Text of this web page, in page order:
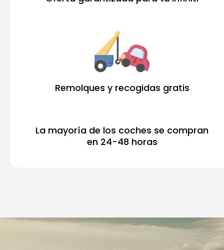
Remolques y recogidas gratis
La mayoría de los coches se compran
en 24-48 horas